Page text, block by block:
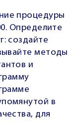
процедуры
Определите
создайте
методы
и
в
для